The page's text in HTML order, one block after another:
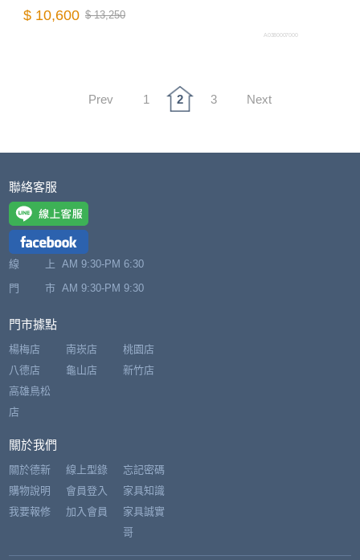
$ 10,600 $ 13,250
A0380007000
Prev 1 2 3 Next
聯絡客服
線 上 AM 9:30-PM 6:30
門 市 AM 9:30-PM 9:30
門市據點
楊梅店
八德店
南崁店
龜山店
桃園店
新竹店
高雄鳥松
店
關於我們
關於德新
購物說明
我要報修
線上型錄
會員登入
加入會員
忘記密碼
家具知識
家具誠實
哥